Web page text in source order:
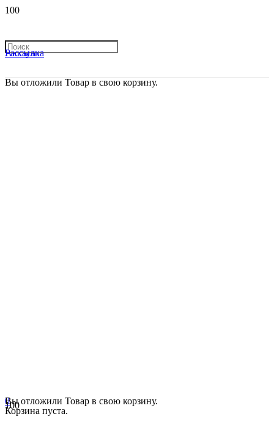
Рассылка
Аккаунт
Вы отложили Товар в свою корзину.
0
Вы отложили Товар в свою корзину.
Корзина пуста.